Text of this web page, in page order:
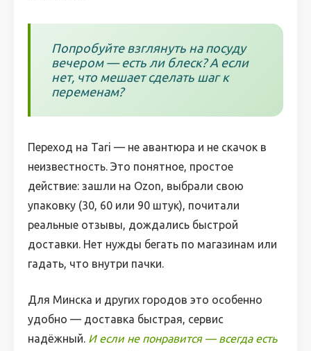
Попробуйте взглянуть на посуду
вечером — есть ли блеск? А если
нет, что мешает сделать шаг к
переменам?
Переход на Tari — не авантюра и не скачок в
неизвестность. Это понятное, простое
действие: зашли на Ozon, выбрали свою
упаковку (30, 60 или 90 штук), почитали
реальные отзывы, дождались быстрой
доставки. Нет нужды бегать по магазинам или
гадать, что внутри пачки.
Для Минска и других городов это особенно
удобно — доставка быстрая, сервис
надёжный. И если не понравится — всегда есть